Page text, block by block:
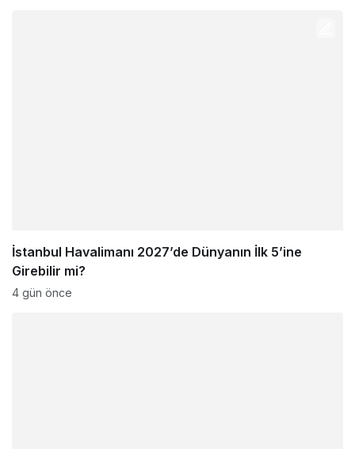
İstanbul Havalimanı 2027’de Dünyanın İlk 5’ine
Girebilir mi?
4 gün önce